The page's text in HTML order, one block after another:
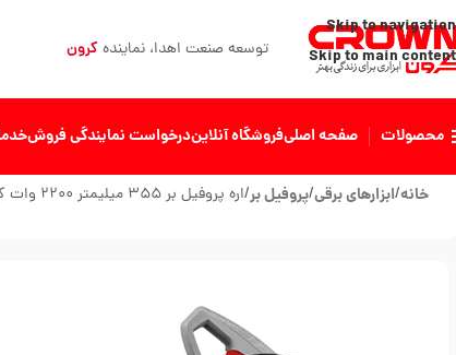
Skip to navigation
Skip to main content
توسعه صنعت اهدا، نمایندهکرون
محصولات صفحه اصلیفروشگاه آنلایندرخواست نمایندگی فروش​
خانه ابزارهای برقی پروفیل بر اره پروفیل بر ۳۵۵ میلیمتر ۲۲۰۰ وات کرون مدل CT۱۵۲۳۲